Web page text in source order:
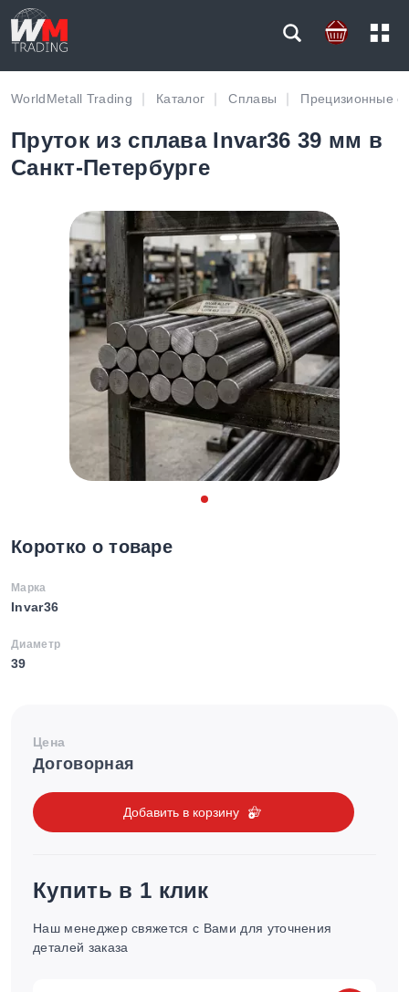
WorldMetall Trading Каталог Сплавы Прецизионные
Пруток из сплава Invar36 39 мм в
Санкт-Петербурге
Коротко о товаре
Марка
Invar36
Диаметр
39
Цена
Договорная
Добавить в корзину
Купить в 1 клик
Наш менеджер свяжется с Вами для уточнения
деталей заказа